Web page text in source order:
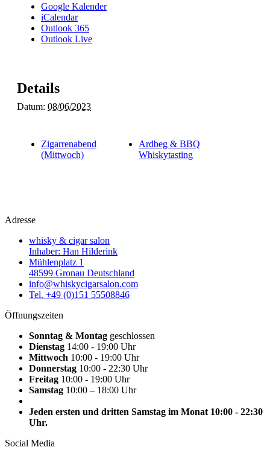
Google Kalender
iCalendar
Outlook 365
Outlook Live
Details
Datum: 08/06/2023
Zigarrenabend
(Mittwoch)
Ardbeg & BBQ
Whiskytasting
Adresse
whisky & cigar salon
Inhaber: Han Hilderink
Mühlenplatz 1
48599 Gronau Deutschland
info@whiskycigarsalon.com
Tel. +49 (0)151 55508846
Öffnungszeiten
Sonntag & Montag geschlossen
Dienstag 14:00 - 19:00 Uhr
Mittwoch 10:00 - 19:00 Uhr
Donnerstag 10:00 - 22:30 Uhr
Freitag 10:00 - 19:00 Uhr
Samstag 10:00 – 18:00 Uhr
Jeden ersten und dritten Samstag im Monat 10:00 - 22:30
Uhr.
Social Media